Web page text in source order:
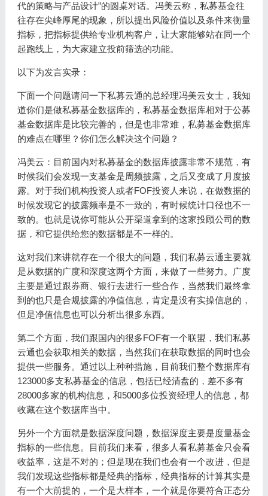
代的策略与产品设计”的圆桌对话。冯美云称，私募基金往
往存在尖峰厚尾的现象，所以提出风险价值以及条件来衡量
指标，把指标提供给专业机构客户，让大家能够站在同一个
起跑线上，为大家建立投前筛选的功能。
以下为发言实录：
下面一个问题请问一下私募云通的总经理冯美云女士，我知
道你们是做私募基金数据库的，私募基金数据库相对于公募
基金数据库是比较完善的，但是也非常难，私募基金数据库
的难点在哪里？你们怎么解决这个问题？
冯美云：目前国内对私募基金的数据库披露非常不规范，有
时候我们会发现一支基金是周频披露，之后又变成了月度披
露。对于我们机构投资人或者FOF投资人来说，在做数据的
时候发现它的披露频率是不一致的，有时候统计口径也不一
致的。也就是说你可能从公开渠道拿到的这家投顾公司的数
据，和它提供给您的数据都是不一样的。
这对我们来讲就存在一个很大的问题，我们私募云通主要就
是从数据的广度和深度这两个方面，来做了一些努力。广度
主要是通过跟券商、银行去进行一些合作，当然我们最终拿
到的也只是合规披露的净值信息，肯定是没有实操信息的，
但是净值信息也可以分析出很多东西。
第二个方面，我们跟国内的很多FOF有一个联盟，我们私募
云通也会获取相关的数据，当然我们在获取数据的同时也会
提供一些服务。通过以上种种措施，目前我们整个数据库有
123000多支私募基金的信息，包括已经清盘的，差不多有
28000多家的机构信息，和5000多位投资经理人的信息，都
收藏在这个数据库当中。
另外一个方面就是数据深度问题，数据深度主要是度量基金
指标的一些信息。目前我们来看，很多人看私募基金只会看
收益率，这是不对的；但是现在我们也会有一个改进，但是
我们发现这些指标都是经典的指标，经典指标的计算其实是
有一个大前提的，一个是大样本，一个就是你要符合正态分